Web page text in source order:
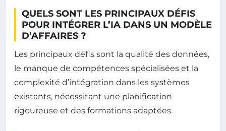
QUELS SONT LES PRINCIPAUX DÉFIS
POUR INTÉGRER L’IA DANS UN MODÈLE
D’AFFAIRES ?
Les principaux défis sont la qualité des données,
le manque de compétences spécialisées et la
complexité d’intégration dans les systèmes
existants, nécessitant une planification
rigoureuse et des formations adaptées.